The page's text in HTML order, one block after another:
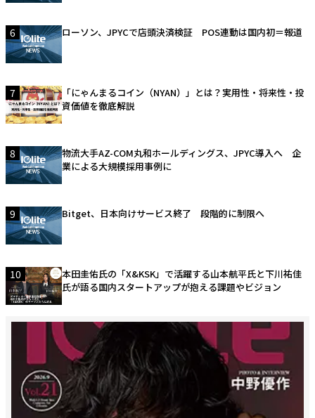
6 ローソン、JPYCで店頭決済検証 POS連動は国内初＝報道
7
「にゃんまるコイン（NYAN）」とは？実用性・将来性・投
資価値を徹底解説
8
物流大手AZ-COM丸和ホールディングス、JPYC導入へ 企
業による大規模採用事例に
9 Bitget、日本向けサービス終了 段階的に制限へ
10
本田圭佑氏の「X&KSK」で活躍する山本航平氏と下川祐佳
氏が語る国内スタートアップが抱える課題やビジョン